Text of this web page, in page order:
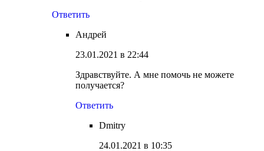
Ответить
Андрей
23.01.2021 в 22:44
Здравствуйте. А мне помочь не можете
получается?
Ответить
Dmitry
24.01.2021 в 10:35